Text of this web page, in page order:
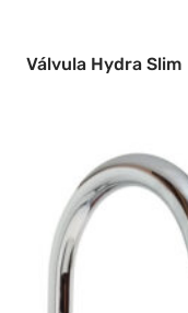
Válvula Hydra Slim